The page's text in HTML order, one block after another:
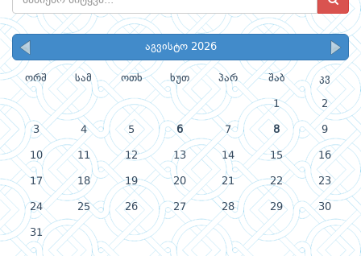
აგვისტო 2026
ორშ სამ ოთხ ხუთ პარ შაბ კვ
1 2
3 4 5 6 7 8 9
10 11 12 13 14 15 16
17 18 19 20 21 22 23
24 25 26 27 28 29 30
31